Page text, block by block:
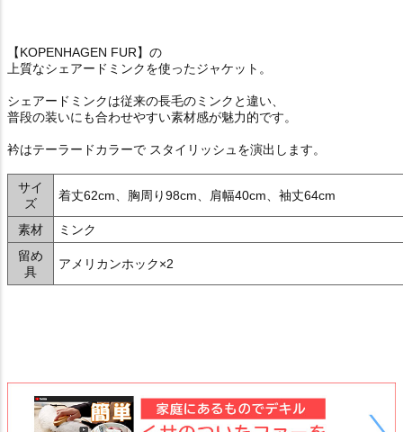
【KOPENHAGEN FUR】の
上質なシェアードミンクを使ったジャケット。
シェアードミンクは従来の長毛のミンクと違い、
普段の装いにも合わせやすい素材感が魅力的です。
衿はテーラードカラーで スタイリッシュを演出します。
サイ
ズ
着丈62cm、胸周り98cm、肩幅40cm、袖丈64cm
素材
ミンク
留め
具
アメリカンホック×2